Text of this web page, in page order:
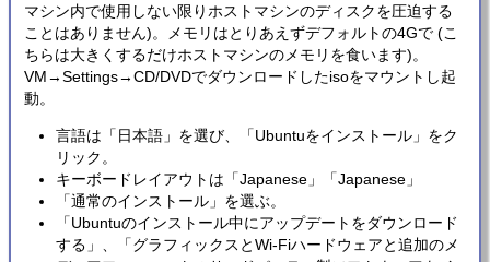
マシン内で使用しない限りホストマシンのディスクを圧迫する
ことはありません)。メモリはとりあえずデフォルトの4Gで (こ
ちらは大きくするだけホストマシンのメモリを食います)。
VM→Settings→CD/DVDでダウンロードしたisoをマウントし起
動。
言語は「日本語」を選び、「Ubuntuをインストール」をク
リック。
キーボードレイアウトは「Japanese」「Japanese」
「通常のインストール」を選ぶ。
「Ubuntuのインストール中にアップデートをダウンロード
する」、「グラフィックスとWi-Fiハードウェアと追加のメ